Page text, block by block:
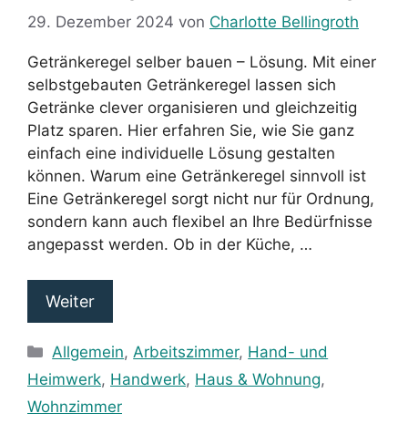
29. Dezember 2024 von Charlotte Bellingroth
Getränkeregel selber bauen – Lösung. Mit einer
selbstgebauten Getränkeregel lassen sich
Getränke clever organisieren und gleichzeitig
Platz sparen. Hier erfahren Sie, wie Sie ganz
einfach eine individuelle Lösung gestalten
können. Warum eine Getränkeregel sinnvoll ist
Eine Getränkeregel sorgt nicht nur für Ordnung,
sondern kann auch flexibel an Ihre Bedürfnisse
angepasst werden. Ob in der Küche, …
Weiter
Kategorien
Allgemein, Arbeitszimmer, Hand- und
Heimwerk, Handwerk, Haus & Wohnung,
Wohnzimmer